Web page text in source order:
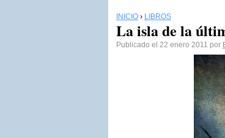
INICIO › LIBROS
La isla de la
Publicado el 22 enero 2011 por